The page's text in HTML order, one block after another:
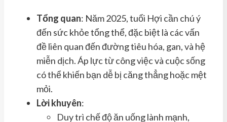
Tổng quan: Năm 2025, tuổi Hợi cần chú ý
đến sức khỏe tổng thể, đặc biệt là các vấn
đề liên quan đến đường tiêu hóa, gan, và hệ
miễn dịch. Áp lực từ công việc và cuộc sống
có thể khiến bạn dễ bị căng thẳng hoặc mệt
mỏi.
Lời khuyên:
Duy trì chế độ ăn uống lành mạnh,